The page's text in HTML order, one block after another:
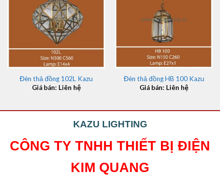
Đèn thả đồng 102L Kazu
Giá bán: Liên hệ
Đèn thả đồng HB 100 Kazu
Giá bán: Liên hệ
KAZU LIGHTING
CÔNG TY TNHH THIẾT BỊ ĐIỆN
KIM QUANG